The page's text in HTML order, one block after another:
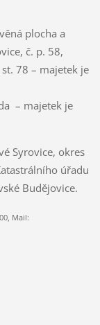
plocha a
č. p. 58,
78 – majetek je
– majetek je
Syrovice, okres
úřadu
Budějovice.
Mail: